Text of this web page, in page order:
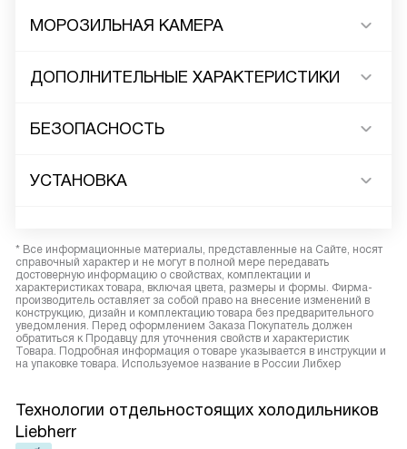
МОРОЗИЛЬНАЯ КАМЕРА
ДОПОЛНИТЕЛЬНЫЕ ХАРАКТЕРИСТИКИ
БЕЗОПАСНОСТЬ
УСТАНОВКА
* Все информационные материалы, представленные на Сайте, носят
справочный характер и не могут в полной мере передавать
достоверную информацию о свойствах, комплектации и
характеристиках товара, включая цвета, размеры и формы. Фирма-
производитель оставляет за собой право на внесение изменений в
конструкцию, дизайн и комплектацию товара без предварительного
уведомления. Перед оформлением Заказа Покупатель должен
обратиться к Продавцу для уточнения свойств и характеристик
Товара. Подробная информация о товаре указывается в инструкции и
на упаковке товара. Используемое название в России Либхер
Технологии отдельностоящих холодильников
Liebherr